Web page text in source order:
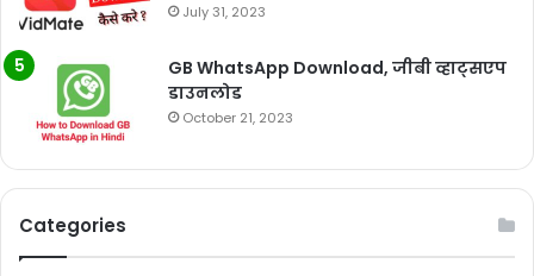
July 31, 2023
GB WhatsApp Download, जीबी व्हाट्सएप
डाउनलोड
October 21, 2023
Categories